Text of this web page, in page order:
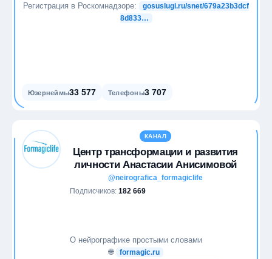
Регистрация в Роскомнадзоре:
gosuslugi.ru/snet/679a23b3dcf
8d833…
Юзернеймы33 577 Телефоны3 707
КАНАЛ
Центр трансформации и развития
личности Анастасии Анисимовой
@neirografica_formagiclife
Подписчиков: 182 669
О нейрографике простыми словами
🌐
formagic.ru